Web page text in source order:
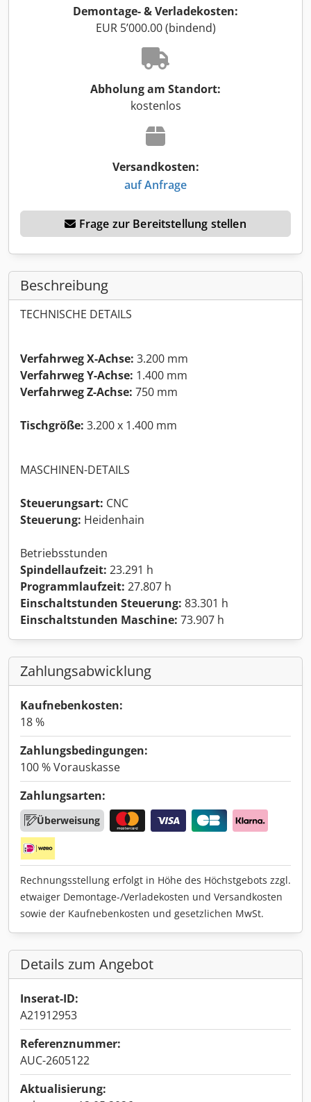
Demontage- & Verladekosten:
EUR 5’000.00 (bindend)
Abholung am Standort:
kostenlos
Versandkosten:
auf Anfrage
Frage zur Bereitstellung stellen
Beschreibung
TECHNISCHE DETAILS
Verfahrweg X-Achse: 3.200 mm
Verfahrweg Y-Achse: 1.400 mm
Verfahrweg Z-Achse: 750 mm
Tischgröße: 3.200 x 1.400 mm
MASCHINEN-DETAILS
Steuerungsart: CNC
Steuerung: Heidenhain
Betriebsstunden
Spindellaufzeit: 23.291 h
Programmlaufzeit: 27.807 h
Einschaltstunden Steuerung: 83.301 h
Einschaltstunden Maschine: 73.907 h
Zahlungsabwicklung
Kaufnebenkosten:
18 %
Zahlungsbedingungen:
100 % Vorauskasse
Zahlungsarten:
Überweisung
Rechnungsstellung erfolgt in Höhe des Höchstgebots zzgl.
etwaiger Demontage-/Verladekosten und Versandkosten
sowie der Kaufnebenkosten und gesetzlichen MwSt.
Details zum Angebot
Inserat-ID:
A21912953
Referenznummer:
AUC-2605122
Aktualisierung: